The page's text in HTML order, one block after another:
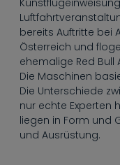
bereits Auftritte bei
Österreich und
ehemalige Red Bull
Die Maschinen
Die Unterschiede
nur echte Experten
liegen in Form und
und Ausrüstung.